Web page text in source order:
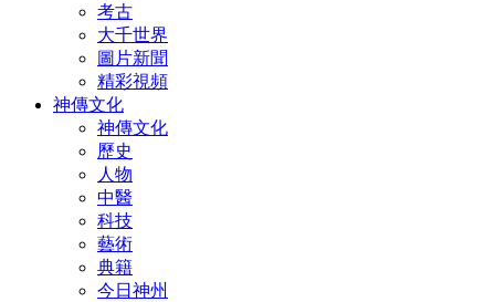
考古
大千世界
圖片新聞
精彩視頻
神傳文化
神傳文化
歷史
人物
中醫
科技
藝術
典籍
今日神州